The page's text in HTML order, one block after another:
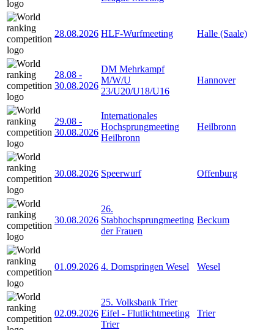
28.08.2026 HLF-Wurfmeeting Halle (Saale)
28.08 -
30.08.2026
DM Mehrkampf
M/W/U
23/U20/U18/U16
Hannover
29.08 -
30.08.2026
Internationales
Hochsprungmeeting
Heilbronn
Heilbronn
30.08.2026 Speerwurf Offenburg
30.08.2026
26.
Stabhochsprungmeeting
der Frauen
Beckum
01.09.2026 4. Domspringen Wesel Wesel
02.09.2026
25. Volksbank Trier
Eifel - Flutlichtmeeting
Trier
Trier